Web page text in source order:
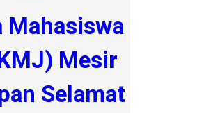
Mahasiswa
Mesir
Selamat